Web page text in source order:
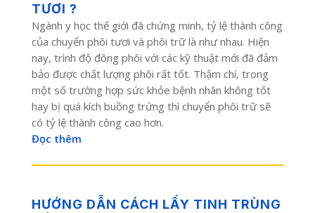
TƯƠI ?
Ngành y học thế giới đã chứng minh, tỷ lệ thành công
của chuyển phôi tươi và phôi trữ là như nhau. Hiện
nay, trình độ đông phôi với các kỹ thuật mới đã đảm
bảo được chất lượng phôi rất tốt. Thậm chí, trong
một số trường hợp sức khỏe bệnh nhân không tốt
hay bị quá kích buồng trứng thì chuyển phôi trữ sẽ
có tỷ lệ thành công cao hơn.
Đọc thêm
HƯỚNG DẪN CÁCH LẤY TINH TRÙNG